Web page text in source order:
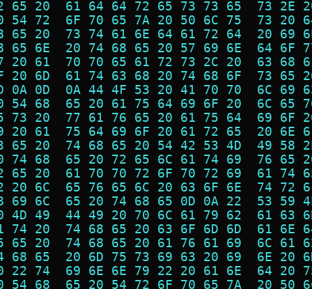
65 20  61 64 64 72 65 73 73 65  73
54 72  6F 70 65 7A 20 50 6C 75  73
65 20  73 74 61 6E 64 61 72 64  20
65 6E  20 74 68 65 20 57 69 6E  64
20 61  70 70 65 61 72 73 2C 20  63
20 6D  61 74 63 68 20 74 68 6F  73
0A 0D  0A 44 4F 53 20 41 70 70  6C
54 68  65 20 61 75 64 69 6F 20  6C
73 20  77 61 76 65 20 61 75 64  69
20 61  75 64 69 6F 20 61 72 65  20
65 20  74 68 65 20 54 42 53 4D  49
74 68  65 20 72 65 6C 61 74 69  76
65 20  61 70 70 72 6F 70 72 69  61
20 6C  65 76 65 6C 20 63 6F 6E  74
69 6C  65 20 74 68 65 0D 0A 22  53
4D 49  44 49 20 70 6C 61 79 62  61
74 20  74 68 65 20 63 6F 6D 6D  61
65 20  74 68 65 20 61 76 61 69  6C
68 65  20 6D 75 73 69 63 20 69  6E
22 74  69 6E 6E 79 22 20 61 6E  64
54 68  65 20 54 72 6F 70 65 7A  20